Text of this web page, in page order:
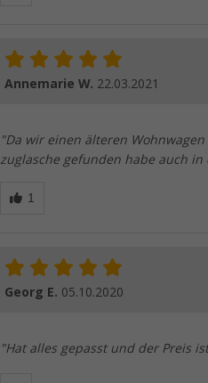
Annemarie W. 22.03.2021
"Da wir einen älteren
zuglasche gefunden habe auch
Georg E. 05.10.2020
"Hat alles gepasst und der Preis